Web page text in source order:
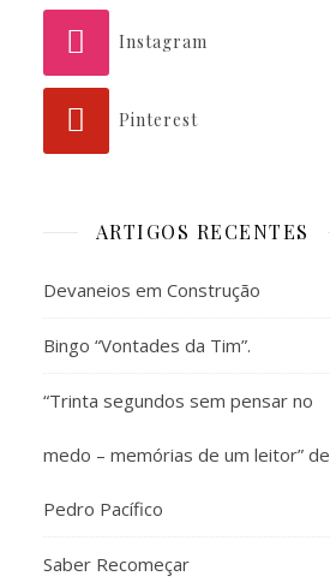
Instagram
Pinterest
ARTIGOS RECENTES
Devaneios em Construção
Bingo “Vontades da Tim”.
“Trinta segundos sem pensar no
medo – memórias de um leitor” de
Pedro Pacífico
Saber Recomeçar